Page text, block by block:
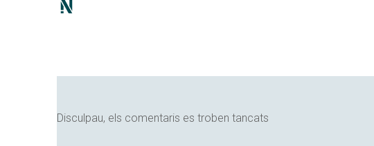
Disculpau, els comentaris es troben tancats